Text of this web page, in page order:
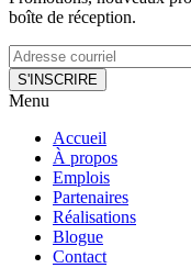
boîte de réception.
S'INSCRIRE
Menu
Accueil
À propos
Emplois
Partenaires
Réalisations
Blogue
Contact